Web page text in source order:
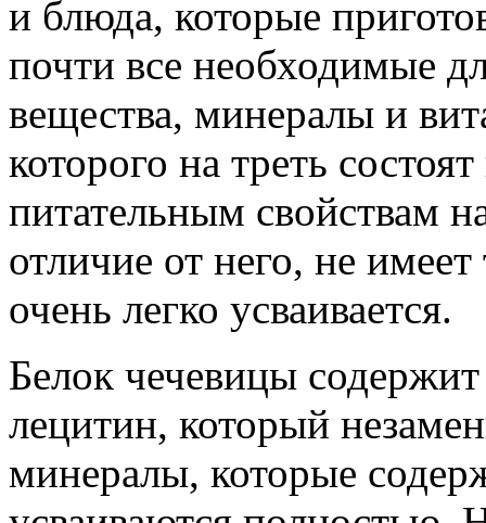
и блюда, которые
почти все необходимые
вещества, минералы и
которого на треть
питательным свойствам
отличие от него, не
очень легко усваивается.
Белок чечевицы
лецитин, который
минералы, которые